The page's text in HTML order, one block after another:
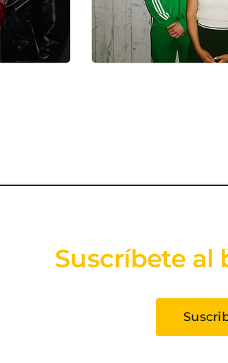
Suscríbete al